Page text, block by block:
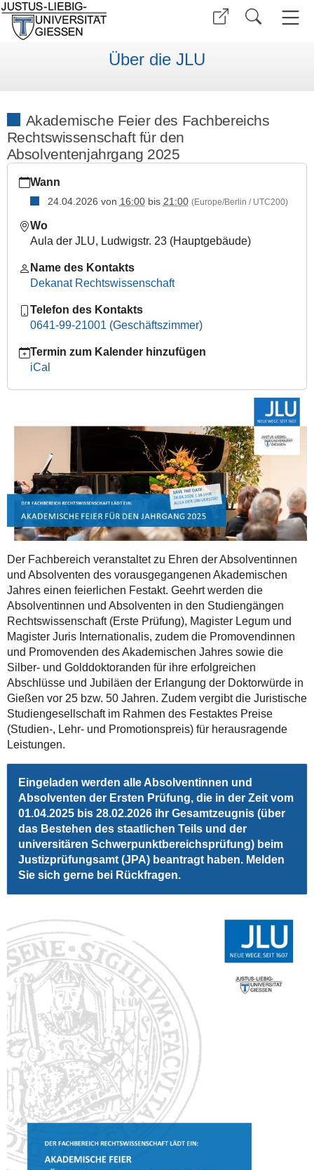
Über die JLU
Akademische Feier des Fachbereichs
Rechtswissenschaft für den
Absolventenjahrgang 2025
giessen.de/de/ueber-
uns/veranstaltungen/sonstige/aka_fb01_2026
Akademische
Feier
Fachbereichs
Rechtswissenschaft
den
Absolventenjahrgang
2026-
24T16:00:00+02:00
04-
24T21:00:00+02:00
Wann
24.04.2026 von 16:00bis 21:00 (Europe/Berlin / UTC200)
Wo
Aula der JLU, Ludwigstr. 23 (Hauptgebäude)
Name des Kontakts
Dekanat Rechtswissenschaft
Telefon des Kontakts
0641-99-21001 (Geschäftszimmer)
Termin zum Kalender hinzufügen
iCal
Der Fachbereich veranstaltet zu Ehren der Absolventinnen
und Absolventen des vorausgegangenen Akademischen
Jahres einen feierlichen Festakt. Geehrt werden die
Absolventinnen und Absolventen in den Studiengängen
Rechtswissenschaft (Erste Prüfung), Magister Legum und
Magister Juris Internationalis, zudem die Promovendinnen
und Promovenden des Akademischen Jahres sowie die
Silber- und Golddoktoranden für ihre erfolgreichen
Abschlüsse und Jubiläen der Erlangung der Doktorwürde in
Gießen vor 25 bzw. 50 Jahren. Zudem vergibt die Juristische
Studiengesellschaft im Rahmen des Festaktes Preise
(Studien-, Lehr- und Promotionspreis) für herausragende
Leistungen.
Eingeladen werden alle Absolventinnen und
Absolventen der Ersten Prüfung, die in der Zeit vom
01.04.2025 bis 28.02.2026 ihr Gesamtzeugnis (über
das Bestehen des staatlichen Teils und der
universitären Schwerpunktbereichsprüfung) beim
Justizprüfungsamt (JPA) beantragt haben. Melden
Sie sich gerne bei Rückfragen.